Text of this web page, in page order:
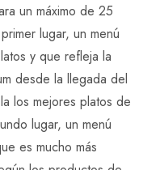
un máximo de 25
lugar, un menú
y que refleja la
desde la llegada del
los mejores platos de
lugar, un menú
es mucho más